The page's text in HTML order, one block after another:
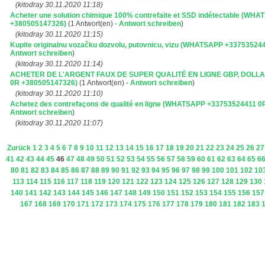
(kitodray 30.11.2020 11:18)
Acheter une solution chimique 100% contrefaite et SSD indétectable
+380505147326) (1 Antwort(en) - Antwort schreiben)
(kitodray 30.11.2020 11:15)
Kupite originalnu vozačku dozvolu, putovnicu, vizu (WHATSAPP
Antwort schreiben)
(kitodray 30.11.2020 11:14)
ACHETER DE L'ARGENT FAUX DE SUPER QUALITÉ EN LIGNE GBP,
0R +380505147326) (1 Antwort(en) - Antwort schreiben)
(kitodray 30.11.2020 11:10)
Achetez des contrefaçons de qualité en ligne (WHATSAPP +33753524411
Antwort schreiben)
(kitodray 30.11.2020 11:07)
Zurück 1 2 3 4 5 6 7 8 9 10 11 12 13 14 15 16 17 18 19 20 21 22 23 24 25 26 27
41 42 43 44 45 46 47 48 49 50 51 52 53 54 55 56 57 58 59 60 61 62 63 64 65 66
80 81 82 83 84 85 86 87 88 89 90 91 92 93 94 95 96 97 98 99 100 101 102
113 114 115 116 117 118 119 120 121 122 123 124 125 126 127 128 129 130
140 141 142 143 144 145 146 147 148 149 150 151 152 153 154 155 156 157
167 168 169 170 171 172 173 174 175 176 177 178 179 180 181 182 183